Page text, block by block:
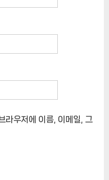
라우저에 이름, 이메일, 그